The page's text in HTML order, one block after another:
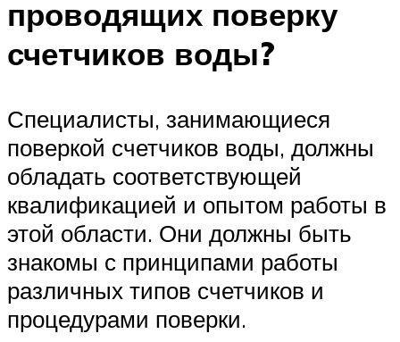
проводящих поверку
счетчиков воды?
Специалисты, занимающиеся
поверкой счетчиков воды, должны
обладать соответствующей
квалификацией и опытом работы в
этой области. Они должны быть
знакомы с принципами работы
различных типов счетчиков и
процедурами поверки.